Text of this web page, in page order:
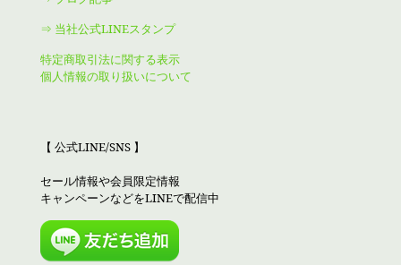
⇒ 当社公式LINEスタンプ
特定商取引法に関する表示
個人情報の取り扱いについて
【 公式LINE/SNS 】
セール情報や会員限定情報
キャンペーンなどをLINEで配信中